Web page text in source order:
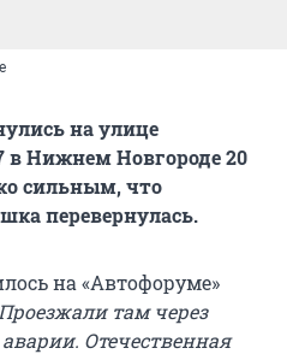
на улице
в Нижнем Новгороде 20
сильным, что
перевернулась.
на «Автофоруме»
там через
Отечественная